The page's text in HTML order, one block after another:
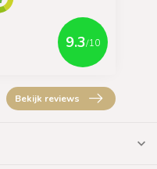
9.3/10
Bekijk reviews